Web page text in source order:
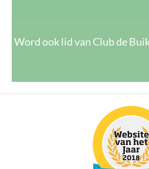
Word ook lid van Club de